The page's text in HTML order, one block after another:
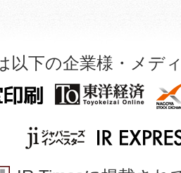
以下の企業様・メデ